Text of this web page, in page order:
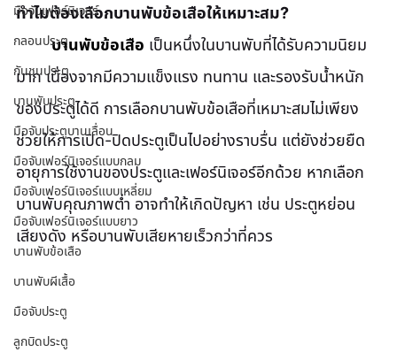
มือจับเฟอร์นิเจอร์
กลอนประตู
กันชนประตู
บานพับประตู
มือจับประตูบานเลื่อน
มือจับเฟอร์นิเจอร์แบบกลม
มือจับเฟอร์นิเจอร์แบบเหลี่ยม
มือจับเฟอร์นิเจอร์แบบยาว
บานพับข้อเสือ
บานพับผีเสื้อ
มือจับประตู
ลูกบิดประตู
ทำไมต้องเลือกบานพับข้อเสือให้เหมาะสม?
บานพับข้อเสือ เป็นหนึ่งในบานพับที่ได้รับความนิยม
มาก เนื่องจากมีความแข็งแรง ทนทาน และรองรับน้ำหนัก
ของประตูได้ดี การเลือกบานพับข้อเสือที่เหมาะสมไม่เพียง
ช่วยให้การเปิด-ปิดประตูเป็นไปอย่างราบรื่น แต่ยังช่วยยืด
อายุการใช้งานของประตูและเฟอร์นิเจอร์อีกด้วย หากเลือก
บานพับคุณภาพต่ำ อาจทำให้เกิดปัญหา เช่น ประตูหย่อน
เสียงดัง หรือบานพับเสียหายเร็วกว่าที่ควร